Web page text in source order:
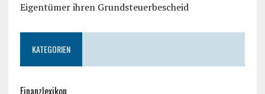
Eigentümer ihren Grundsteuerbescheid
KATEGORIEN